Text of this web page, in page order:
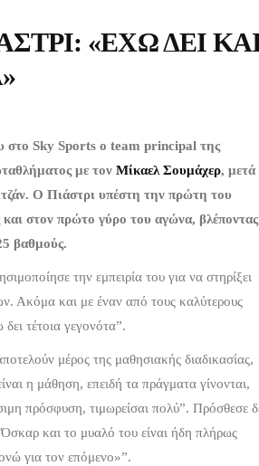
«ΈΧΩ ΔΕΙ
στο Sky Sports ο team principal της
με τον Μίκαελ Σουμάχερ, μετά
Ο Πιάστρι υπέστη την πρώτη του
στον πρώτο γύρο του αγώνα, βλέποντας
βαθμούς.
την εμπειρία του για να στηρίξει
Ακόμα και με έναν από τους καλύτερους
τέτοια γεγονότα”.
μέρος της μαθησιακής διαδικασίας,
η μάθηση, επειδή τα πράγματα γίνονται,
πρόσφυση, τιμωρείσαι πολύ”. Πρόσθεσε
και το μυαλό του είναι ήδη πλήρως
για τον επόμενο»”.